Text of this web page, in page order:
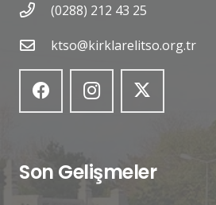
(0288) 212 43 25
ktso@kirklarelitso.org.tr
Son Gelişmeler